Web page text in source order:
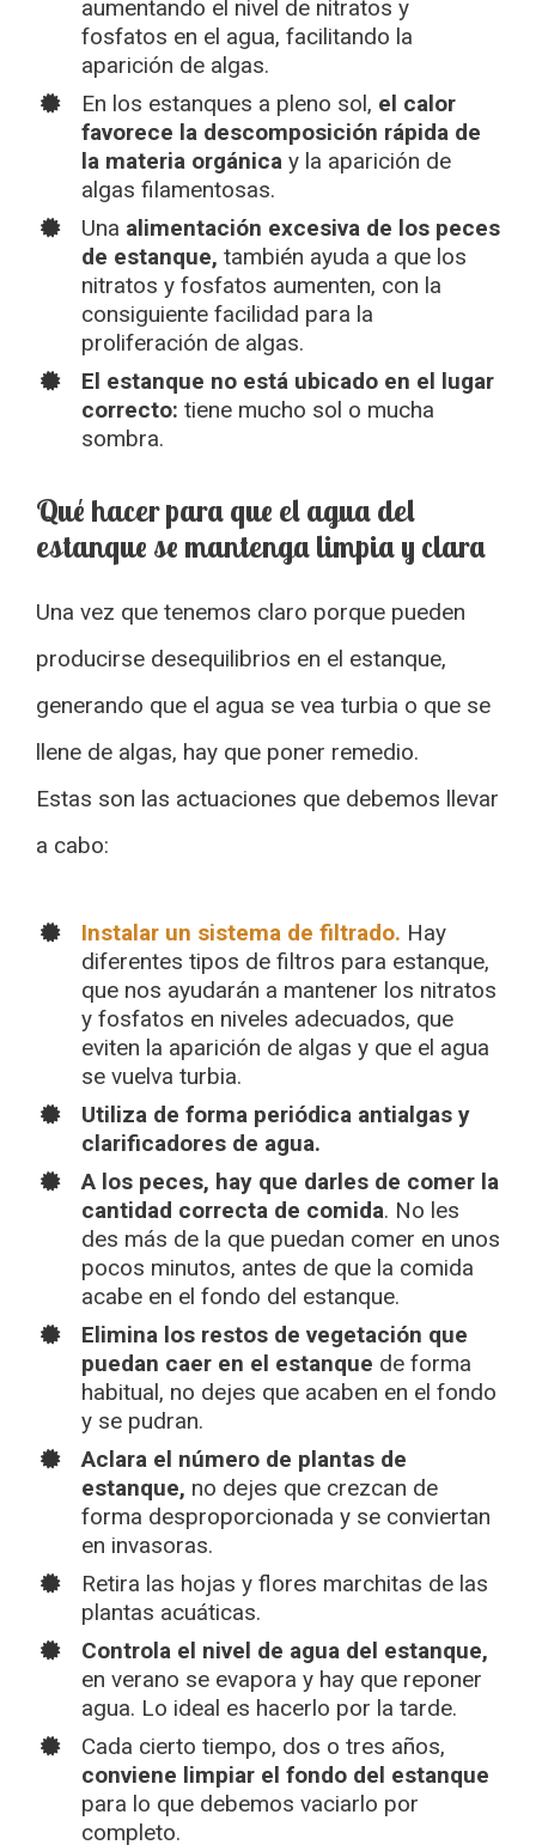
aumentando el nivel de nitratos y
fosfatos en el agua, facilitando la
aparición de algas.
En los estanques a pleno sol, el calor
favorece la descomposición rápida de
la materia orgánica y la aparición de
algas filamentosas.
Una alimentación excesiva de los peces
de estanque, también ayuda a que los
nitratos y fosfatos aumenten, con la
consiguiente facilidad para la
proliferación de algas.
El estanque no está ubicado en el lugar
correcto: tiene mucho sol o mucha
sombra.
Qué hacer para que el agua del
estanque se mantenga limpia y clara
Una vez que tenemos claro porque pueden
producirse desequilibrios en el estanque,
generando que el agua se vea turbia o que se
llene de algas, hay que poner remedio.
Estas son las actuaciones que debemos llevar
a cabo:
Instalar un sistema de filtrado. Hay
diferentes tipos de filtros para estanque,
que nos ayudarán a mantener los nitratos
y fosfatos en niveles adecuados, que
eviten la aparición de algas y que el agua
se vuelva turbia.
Utiliza de forma periódica antialgas y
clarificadores de agua.
A los peces, hay que darles de comer la
cantidad correcta de comida. No les
des más de la que puedan comer en unos
pocos minutos, antes de que la comida
acabe en el fondo del estanque.
Elimina los restos de vegetación que
puedan caer en el estanque de forma
habitual, no dejes que acaben en el fondo
y se pudran.
Aclara el número de plantas de
estanque, no dejes que crezcan de
forma desproporcionada y se conviertan
en invasoras.
Retira las hojas y flores marchitas de las
plantas acuáticas.
Controla el nivel de agua del estanque,
en verano se evapora y hay que reponer
agua. Lo ideal es hacerlo por la tarde.
Cada cierto tiempo, dos o tres años,
conviene limpiar el fondo del estanque
para lo que debemos vaciarlo por
completo.